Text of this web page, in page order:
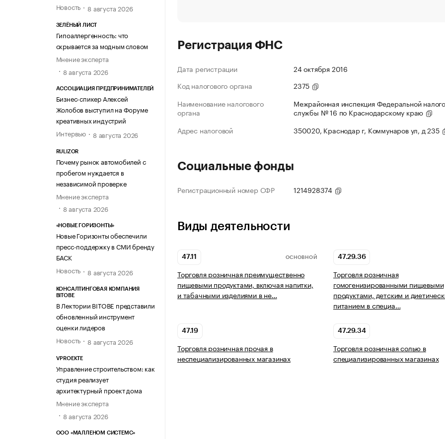
Новость
8 августа 2026
ЗЕЛЁНЫЙ ЛИСТ
Гипоаллергенность: что
скрывается за модным словом
Мнение эксперта
8 августа 2026
АССОЦИАЦИЯ ПРЕДПРИНИМАТЕЛЕЙ
Бизнес-спикер Алексей
Жолобов выступил на Форуме
креативных индустрий
Интервью
8 августа 2026
RULIZOR
Почему рынок автомобилей с
пробегом нуждается в
независимой проверке
Мнение эксперта
8 августа 2026
«НОВЫЕ ГОРИЗОНТЫ»
Новые Горизонты обеспечили
пресс-поддержку в СМИ бренду
БАСК
Новость
8 августа 2026
КОНСАЛТИНГОВАЯ КОМПАНИЯ
BITOBE
В Лектории BITOBE представили
обновленный инструмент
оценки лидеров
Новость
8 августа 2026
VPROEKTE
Управление строительством: как
студия реализует
архитектурный проект дома
Мнение эксперта
8 августа 2026
ООО «МАЛЛЕНОМ СИСТЕМС»
Регистрация ФНС
Дата регистрации
24 октября 2016
Код налогового органа
2375
Наименование налогового
органа
Межрайонная инспекция Федеральной
службы № 16 по Краснодарскому краю
Адрес налоговой
350020, Краснодар г, Коммунаров ул, д 235
Социальные фонды
Регистрационный номер СФР 1214928374
Виды деятельности
47.11 ОСНОВНОЙ
Торговля розничная преимущественно
пищевыми продуктами, включая напитки,
и табачными изделиями в не…
47.29.36
Торговля розничная
гомогенизированными пищевыми
продуктами, детским и
питанием в специа…
47.19
Торговля розничная прочая в
неспециализированных магазинах
47.29.34
Торговля розничная солью в
специализированных магазинах